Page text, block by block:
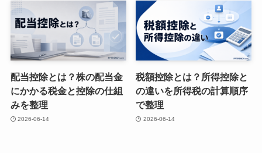
配当控除とは？株の配当金
にかかる税金と控除の仕組
みを整理
2026-06-14
税額控除とは？所得控除と
の違いを所得税の計算順序
で整理
2026-06-14